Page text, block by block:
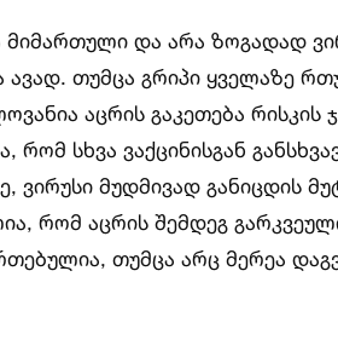
და არა ზოგადად
თუმცა გრიპი ყველაზე
აცრის გაკეთება რისკის
რომ სხვა ვაქცინისგან
ვირუსი მუდმივად განიცდის
რომ აცრის შემდეგ
თუმცა არც მერეა